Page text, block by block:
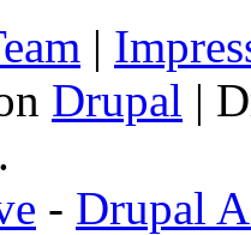
|
Drupal |
.
- Drupal